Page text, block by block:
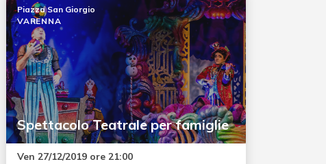
Spettacolo Teatrale per famiglie
Piazza San Giorgio
VARENNA
Ven 27/12/2019 ore 21:00